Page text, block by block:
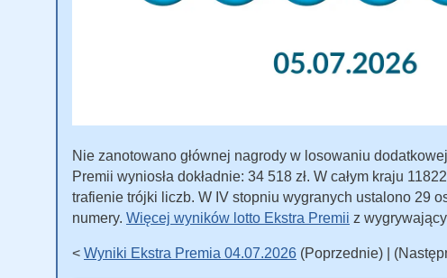
Nie zanotowano głównej nagrody w losowaniu
Premii wyniosła dokładnie: 34 518 zł. W całym kraju
trafienie trójki liczb. W IV stopniu wygranych ustalono 29
numery. Więcej wyników lotto Ekstra Premii z
< Wyniki Ekstra Premia 04.07.2026 (Poprzednie) |